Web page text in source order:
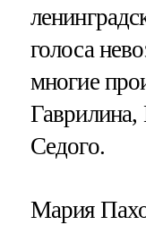
голоса
многие
Гаврилина,
Седого.
Мария